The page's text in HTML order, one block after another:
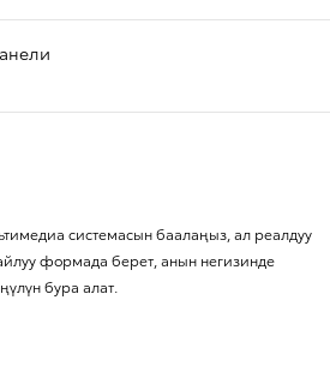
системасын баалаңыз, ал реалдуу
формада берет, анын негизинде
бура алат.